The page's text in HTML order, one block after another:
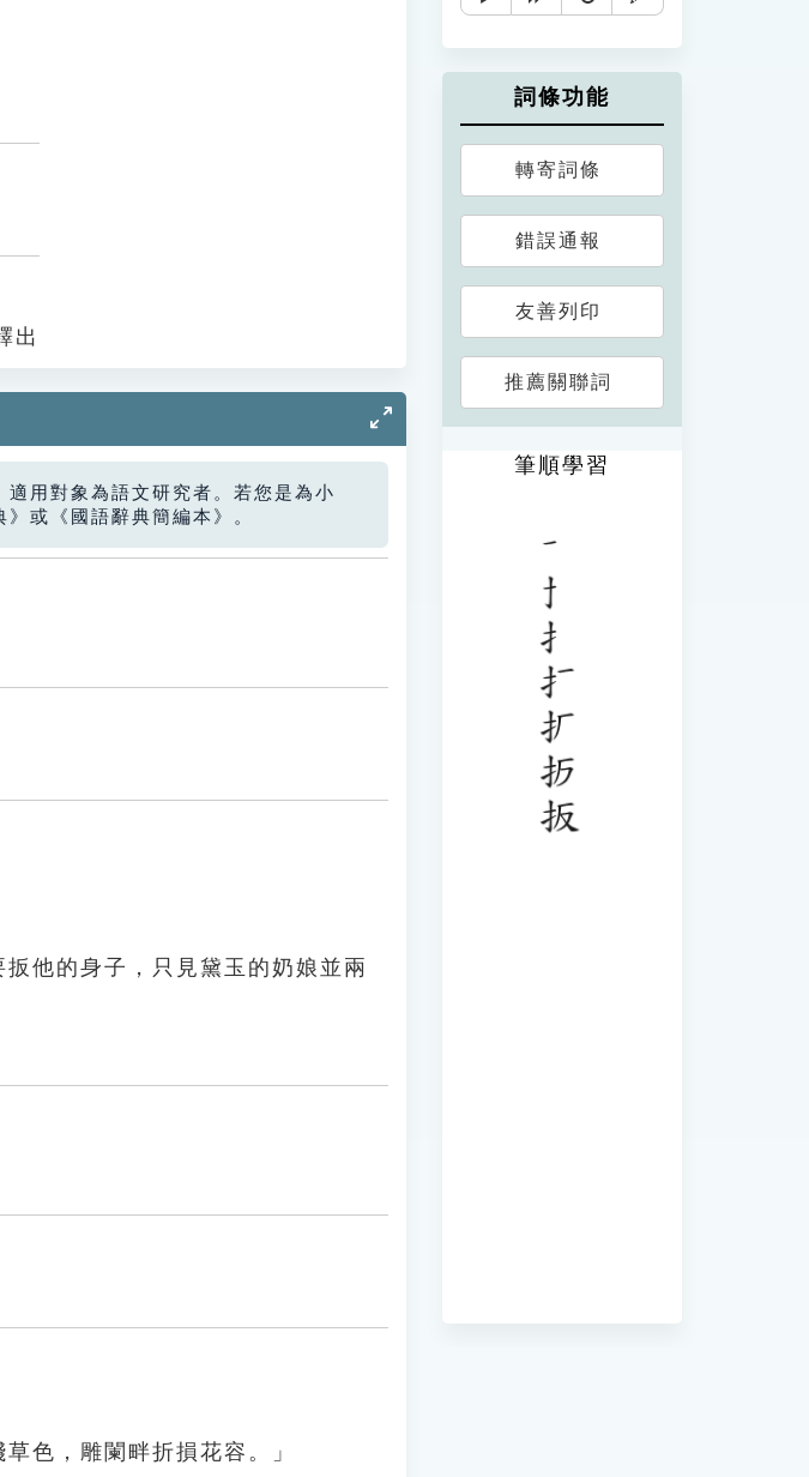
出
適用對象為語文研究者。若您是為小
或《國語辭典簡編本》。
他的身子，只見黛玉的奶娘並兩
色，雕闌畔折損花容。」
詞條功能
轉寄詞條
錯誤通報
友善列印
推薦關聯詞
筆順學習